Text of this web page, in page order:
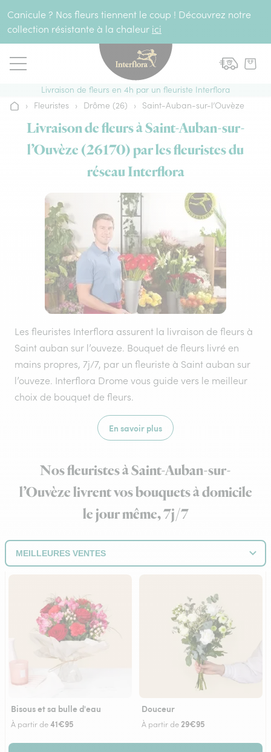
Canicule ? Nos fleurs tiennent le coup ! Découvrez notre
collection résistante à la chaleur ici
Livraison de fleurs en 4h par un fleuriste Interflora
Accueil
› Fleuristes › Drôme (26) › Saint-Auban-sur-l’Ouvèze
Livraison de fleurs à Saint-Auban-sur-
l’Ouvèze (26170) par les fleuristes du
réseau Interflora
Les fleuristes Interflora assurent la livraison de fleurs à
Saint auban sur l’ouveze. Bouquet de fleurs livré en
mains propres, 7j/7, par un fleuriste à Saint auban sur
l’ouveze. Interflora Drome vous guide vers le meilleur
choix de bouquet de fleurs.
En savoir plus
Nos fleuristes à Saint-Auban-sur-
l’Ouvèze livrent vos bouquets à domicile
le jour même, 7j/7
Bisous et sa bulle d'eau
À partir de41€95
Douceur
À partir de 29€95